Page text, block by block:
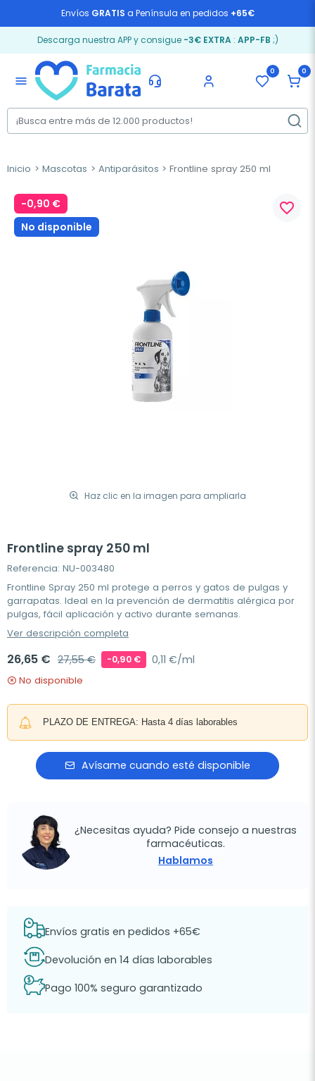
Envíos GRATIS a Península en pedidos +65€
Descarga nuestra APP y consigue -3€ EXTRA: APP-FB ;)
menu
0 0
Inicio Mascotas Antiparásitos Frontline spray 250 ml
-0,90 €
No disponible
Haz clic en la imagen para ampliarla
favorite_border
Frontline spray 250 ml
Referencia: NU-003480
Frontline Spray 250 ml protege a perros y gatos de pulgas y
garrapatas. Ideal en la prevención de dermatitis alérgica por
pulgas, fácil aplicación y activo durante semanas.
Ver descripción completa
26,65 € 27,55 € -0,90 € 0,11 €/ml
No disponible
PLAZO DE ENTREGA: Hasta 4 días laborables
Avísame cuando esté disponible
¿Necesitas ayuda? Pide consejo a nuestras
farmacéuticas.
Hablamos
Envíos gratis en pedidos +65€
Devolución en 14 días laborables
Pago 100% seguro garantizado